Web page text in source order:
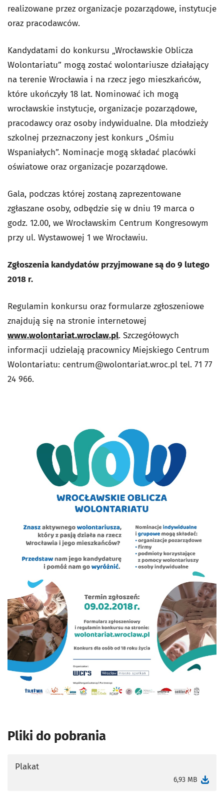
realizowane przez organizacje pozarządowe, instytucje
oraz pracodawców.
Kandydatami do konkursu „Wrocławskie Oblicza
Wolontariatu” mogą zostać wolontariusze działający
na terenie Wrocławia i na rzecz jego mieszkańców,
które ukończyły 18 lat. Nominować ich mogą
wrocławskie instytucje, organizacje pozarządowe,
pracodawcy oraz osoby indywidualne. Dla młodzieży
szkolnej przeznaczony jest konkurs „Ośmiu
Wspaniałych”. Nominacje mogą składać placówki
oświatowe oraz organizacje pozarządowe.
Gala, podczas której zostaną zaprezentowane
zgłaszane osoby, odbędzie się w dniu 19 marca o
godz. 12.00, we Wrocławskim Centrum Kongresowym
przy ul. Wystawowej 1 we Wrocławiu.
Zgłoszenia kandydatów przyjmowane są do 9 lutego
2018 r.
Regulamin konkursu oraz formularze zgłoszeniowe
znajdują się na stronie internetowej
www.wolontariat.wroclaw.pl. Szczegółowych
informacji udzielają pracownicy Miejskiego Centrum
Wolontariatu: centrum@wolontariat.wroc.pl tel. 71 77
24 966.
Pliki do pobrania
Plakat
6,93 MB